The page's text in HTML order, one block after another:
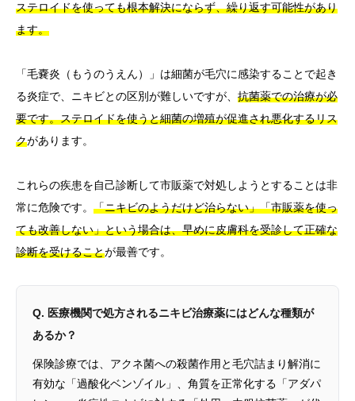
ステロイドを使っても根本解決にならず、繰り返す可能性があり
ます。
「毛嚢炎（もうのうえん）」は細菌が毛穴に感染することで起き
る炎症で、ニキビとの区別が難しいですが、 抗菌薬での治療が必
要です。ステロイドを使うと細菌の増殖が促進され悪化するリス
クがあります。
これらの疾患を自己診断して市販薬で対処しようとすることは非
常に危険です。 「ニキビのようだけど治らない」「市販薬を使っ
ても改善しない」という場合は、早めに皮膚科を受診して正確な
診断を受けることが最善です。
Q. 医療機関で処方されるニキビ治療薬にはどんな種類が
あるか？
保険診療では、アクネ菌への殺菌作用と毛穴詰まり解消に
有効な「過酸化ベンゾイル」、角質を正常化する「アダパ